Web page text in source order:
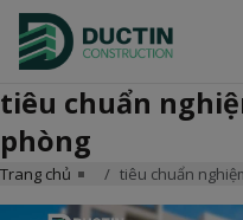
tiêu chuẩn
phòng
Trang chủ tiêu chuẩn